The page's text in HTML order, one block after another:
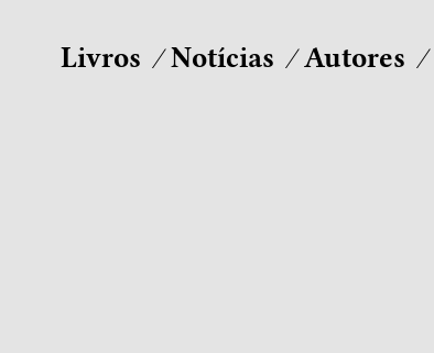
Livros Notícias Autores